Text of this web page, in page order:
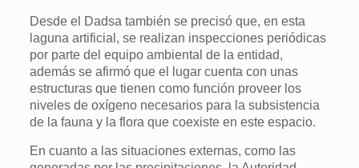
Desde el Dadsa también se precisó que, en esta
laguna artificial, se realizan inspecciones periódicas
por parte del equipo ambiental de la entidad,
además se afirmó que el lugar cuenta con unas
estructuras que tienen como función proveer los
niveles de oxígeno necesarios para la subsistencia
de la fauna y la flora que coexiste en este espacio.
En cuanto a las situaciones externas, como las